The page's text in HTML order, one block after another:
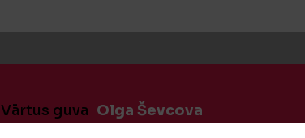
Vārtus guva Olga Ševcova